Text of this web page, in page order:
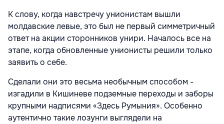
К слову, когда навстречу унионистам вышли
молдавские левые, это был не первый симметричный
ответ на акции сторонников унири. Началось все на
этапе, когда обновленные унионисты решили только
заявить о себе.
Сделали они это весьма необычным способом -
изгадили в Кишиневе подземные переходы и заборы
крупными надписями «Здесь Румыния». Особенно
аутентично такие лозунги выглядели на